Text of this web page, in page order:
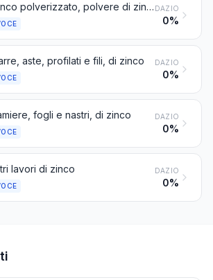
Zinco polverizzato, polvere di zinco (tuzia) DAZIO
0%
aste, profilati e fili, di zinco DAZIO
0%
fogli e nastri, di zinco DAZIO
0%
lavori di zinco DAZIO
0%